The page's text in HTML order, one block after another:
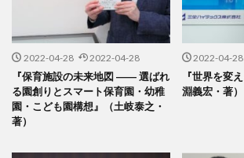
2022-04-28 2022-04-28
『保育施設の未来地図 ―― 選ばれ
る園創りとスマート保育園・幼稚
園・こども園構想』（土岐泰之・
著）
2022-04-28
『世界を変
淵義宏・著）